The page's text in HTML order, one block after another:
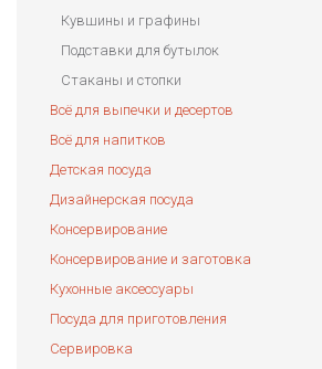
Кувшины и графины
Подставки для бутылок
Стаканы и стопки
Всё для выпечки и десертов
Всё для напитков
Детская посуда
Дизайнерская посуда
Консервирование
Консервирование и заготовка
Кухонные аксессуары
Посуда для приготовления
Сервировка